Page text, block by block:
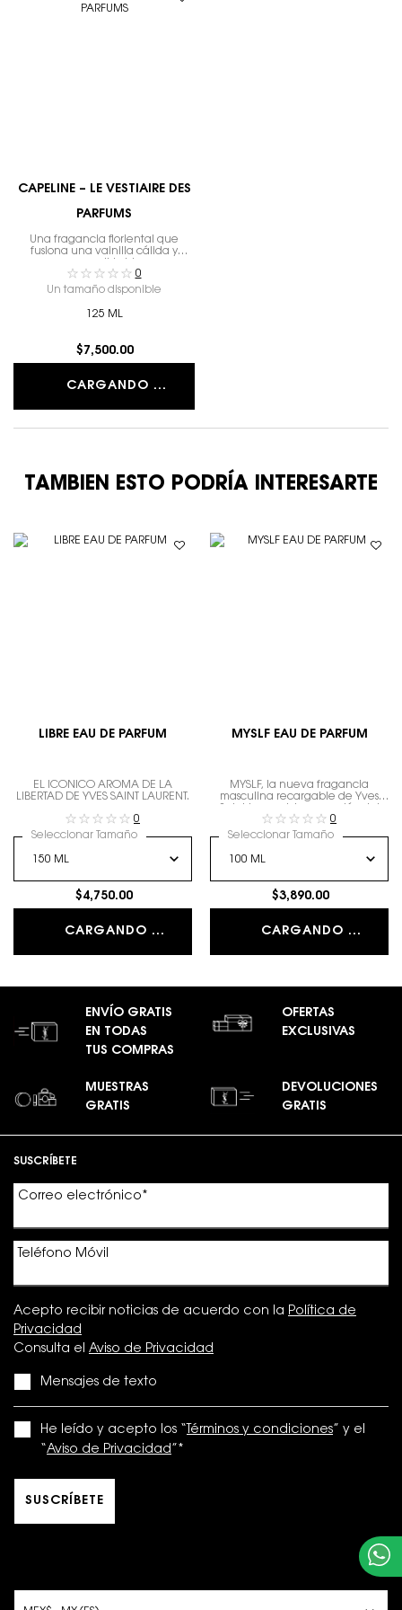
CAPELINE – LE VESTIAIRE DES
PARFUMS
Una fragancia floriental que
fusiona una vainilla cálida y
0
Un tamaño disponible
125 ML
$7,500.00
CARGANDO ...
TAMBIEN ESTO PODRÍA INTERESARTE
LIBRE EAU DE PARFUM
EL ICÓNICO AROMA DE LA
LIBERTAD DE YVES SAINT LAURENT.
0
Seleccionar Tamaño
$4,750.00
CARGANDO ...
MYSLF EAU DE PARFUM
MYSLF, la nueva fragancia
masculina recargable de Yves
hombre que eres con todos tus
matices.
0
Seleccionar Tamaño
$3,890.00
CARGANDO ...
ENVÍO GRATIS
EN TODAS
TUS COMPRAS
OFERTAS
EXCLUSIVAS
MUESTRAS
GRATIS
DEVOLUCIONES
GRATIS
SUSCRÍBETE
Correo electrónico *
Teléfono Móvil
Acepto recibir noticias de acuerdo con la Política de
Privacidad
Consulta el Aviso de Privacidad
Mensajes de texto
He leído y acepto los “ Términos y condiciones ” y el
Aviso de Privacidad *
SUSCRÍBETE